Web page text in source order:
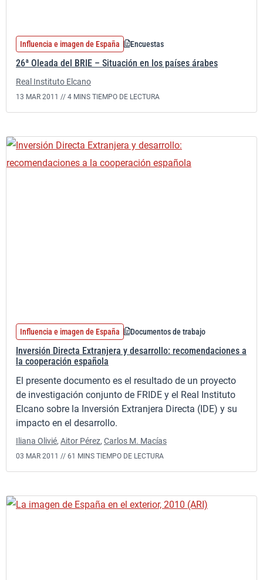
Influencia e imagen de España Encuestas
26ª Oleada del BRIE – Situación en los países árabes
Real Instituto Elcano
13 MAR 2011 // 4 MINS TIEMPO DE LECTURA
Influencia e imagen de España Documentos de trabajo
Inversión Directa Extranjera y desarrollo: recomendaciones a
la cooperación española
El presente documento es el resultado de un proyecto
de investigación conjunto de FRIDE y el Real Instituto
Elcano sobre la Inversión Extranjera Directa (IDE) y su
impacto en el desarrollo.
Iliana Olivié, Aitor Pérez, Carlos M. Macías
03 MAR 2011 // 61 MINS TIEMPO DE LECTURA